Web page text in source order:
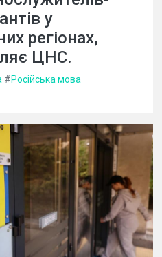
у
регіонах,
ЦНС.
#Російська мова